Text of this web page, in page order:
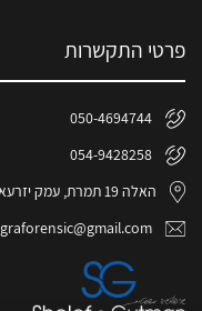
פרטי התקשרות
050-4694744
054-9428258
האלה 19 תמרת, עמק יזרעאל
graforensic@gmail.com